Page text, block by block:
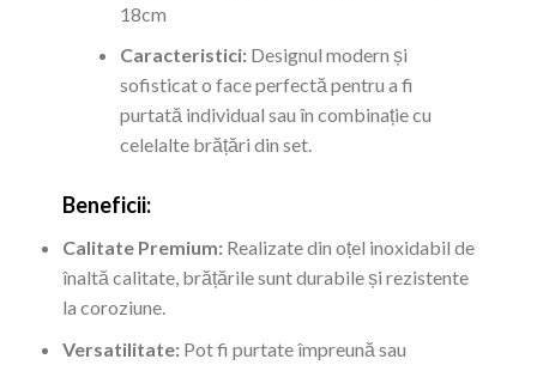
18cm
Caracteristici:Designul modern și
sofisticat o face perfectă pentru a fi
purtată individual sau în combinație cu
celelalte brățări din set.
Beneficii:
Calitate Premium:Realizate din oțel inoxidabil de
înaltă calitate, brățările sunt durabile și rezistente
la coroziune.
Versatilitate:Pot fi purtate împreună sau